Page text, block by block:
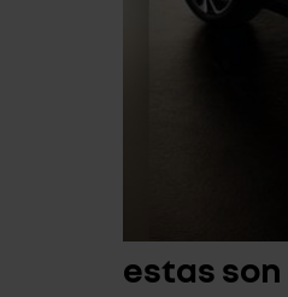
estas